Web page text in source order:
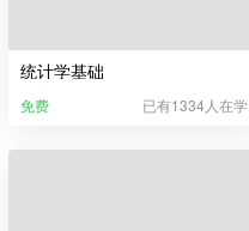
统计学基础
免费 已有1334人在学